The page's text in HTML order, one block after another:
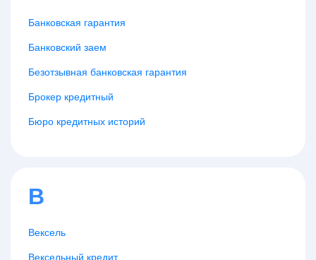
Банковская гарантия
Банковский заем
Безотзывная банковская гарантия
Брокер кредитный
Бюро кредитных историй
В
Вексель
Вексельный кредит